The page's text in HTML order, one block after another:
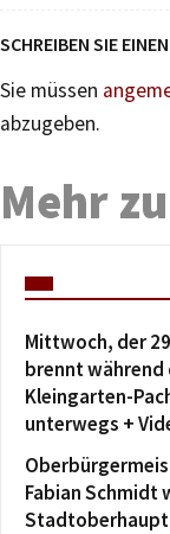
SCHREIBEN SIE
Sie müssen
abzugeben.
Mehr
Mittwoch, der
brennt während
Kleingarten-
unterwegs +
Fabian Schmidt
Stadtoberhaupt